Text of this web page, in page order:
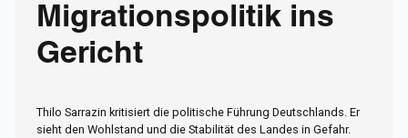
Migrationspolitik ins
Gericht
Thilo Sarrazin kritisiert die politische Führung Deutschlands. Er
sieht den Wohlstand und die Stabilität des Landes in Gefahr.